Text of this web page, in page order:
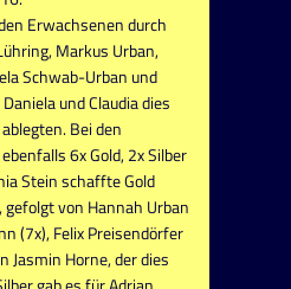
Erwachsenen durch
Markus Urban,
Schwab-Urban und
und Claudia dies
Bei den
6x Gold, 2x Silber
Stein schaffte Gold
von Hannah Urban
(7x), Felix Preisendörfer
Jasmin Horne, der dies